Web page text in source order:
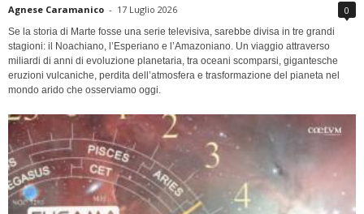
Agnese Caramanico - 17 Luglio 2026 0
Se la storia di Marte fosse una serie televisiva, sarebbe divisa in tre grandi
stagioni: il Noachiano, l’Esperiano e l’Amazoniano. Un viaggio attraverso
miliardi di anni di evoluzione planetaria, tra oceani scomparsi, gigantesche
eruzioni vulcaniche, perdita dell’atmosfera e trasformazione del pianeta nel
mondo arido che osserviamo oggi.